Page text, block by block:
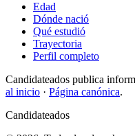
Edad
Dónde nació
Qué estudió
Trayectoria
Perfil completo
Candidateados publica
al inicio · Página canónica.
Candidateados